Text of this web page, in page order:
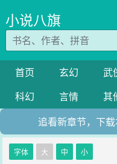
小说八旗
首页 玄幻 武
科幻
言情 其
追看新章节，下
字体 大 中 小